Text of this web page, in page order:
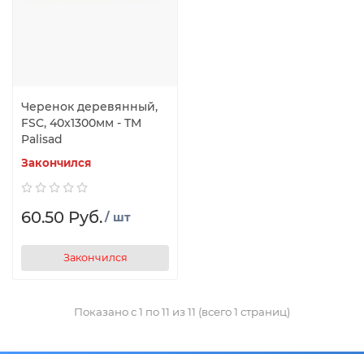
Черенок деревянный,
FSC, 40x1300мм - TM
Palisad
Закончился
60.50 Руб./ шт
Закончился
Показано с 1 по 11 из 11 (всего 1 страниц)